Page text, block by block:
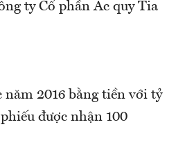
ty Cổ phần Ắc quy Tia
2016 bằng tiền với tỷ
được nhận 100